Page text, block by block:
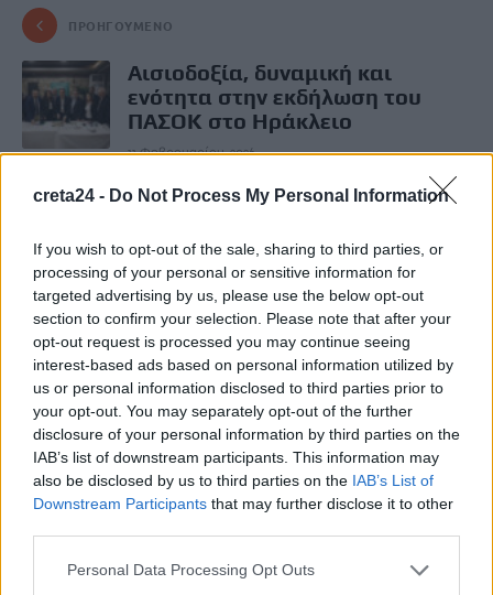
creta24 - Do Not Process My Personal Information
If you wish to opt-out of the sale, sharing to third parties, or
processing of your personal or sensitive information for
targeted advertising by us, please use the below opt-out
section to confirm your selection. Please note that after your
opt-out request is processed you may continue seeing
interest-based ads based on personal information utilized by
us or personal information disclosed to third parties prior to
your opt-out. You may separately opt-out of the further
disclosure of your personal information by third parties on the
IAB’s list of downstream participants. This information may
also be disclosed by us to third parties on the IAB’s List of
Downstream Participants that may further disclose it to other
Personal Data Processing Opt Outs
ΠΡΟΗΓΟΎΜΕΝΟ
Αισιοδοξία, δυναμική και
ενότητα στην εκδήλωση του
ΠΑΣΟΚ στο Ηράκλειο
11 Φεβρουαρίου, 2026
ΕΠΌΜΕΝΟ
Έκτακτο δελτίο επιδείνωσης:
Ισχυρές βροχές και καταιγίδες
στην Κρήτη!
11 Φεβρουαρίου, 2026
Μην χάνεις είδηση. Βάλε τοCRETA24στην
Google
ΠΡΟΣΘΕΣΕ ΤΟCRETA24ΣΤΗΝ GOOGLE